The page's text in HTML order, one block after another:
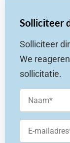
Solliciteer
Solliciteer
We
sollicitatie.